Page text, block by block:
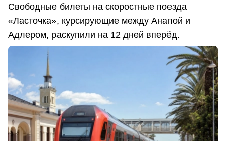
Свободные билеты на скоростные поезда
«Ласточка», курсирующие между Анапой и
Адлером, раскупили на 12 дней вперёд.